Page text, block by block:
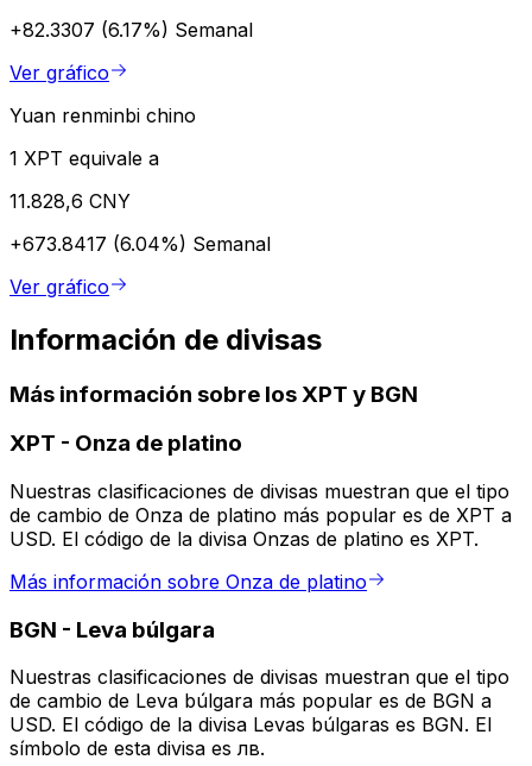
+82.3307 (6.17%) Semanal
Ver gráfico
Yuan renminbi chino
1 XPT equivale a
11.828,6 CNY
+673.8417 (6.04%) Semanal
Ver gráfico
Información de divisas
Más información sobre los XPT y BGN
XPT - Onza de platino
Nuestras clasificaciones de divisas muestran que el tipo
de cambio de Onza de platino más popular es de XPT a
USD. El código de la divisa Onzas de platino es XPT.
Más información sobre Onza de platino
BGN - Leva búlgara
Nuestras clasificaciones de divisas muestran que el tipo
de cambio de Leva búlgara más popular es de BGN a
USD. El código de la divisa Levas búlgaras es BGN. El
símbolo de esta divisa es лв.